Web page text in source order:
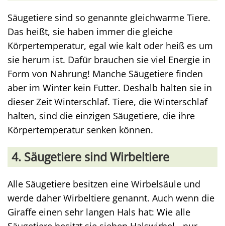
Säugetiere sind so genannte gleichwarme Tiere.
Das heißt, sie haben immer die gleiche
Körpertemperatur, egal wie kalt oder heiß es um
sie herum ist. Dafür brauchen sie viel Energie in
Form von Nahrung! Manche Säugetiere finden
aber im Winter kein Futter. Deshalb halten sie in
dieser Zeit Winterschlaf. Tiere, die Winterschlaf
halten, sind die einzigen Säugetiere, die ihre
Körpertemperatur senken können.
4. Säugetiere sind Wirbeltiere
Alle Säugetiere besitzen eine Wirbelsäule und
werde daher Wirbeltiere genannt. Auch wenn die
Giraffe einen sehr langen Hals hat: Wie alle